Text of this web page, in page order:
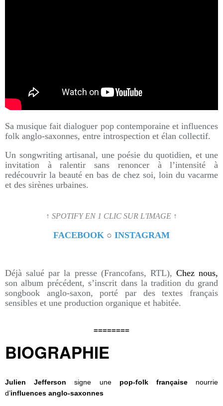
Sa musique fait dialoguer pop contemporaine et influences
folk anglo-saxonnes, entre introspection et élan collectif.
Un songwriting artisanal, une poésie du quotidien, et une
invitation à ralentir sans renoncer à l’intensité à
redécouvrir la beauté en bas de chez soi, loin du vacarme
et des sirènes urbaines.
↑ SPOTIFY EN 1 CLIC SUR L'IMAGE ↑
FACEBOOK ○ INSTAGRAM
Déjà salué par la presse (Francofans, RTL), Chez nous,
son album précédent, s’inscrit dans la tradition du grand
songbook anglo-saxon, porté par des textes français
sensibles et une production organique et habitée.
========
BIOGRAPHIE
Julien Jefferson signe une pop-folk française
nourrie
d’influences anglo-saxonnes